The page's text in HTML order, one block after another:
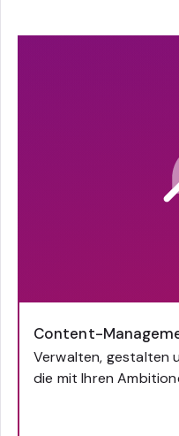
Content-
Verwalten, gestalten
die mit Ihren